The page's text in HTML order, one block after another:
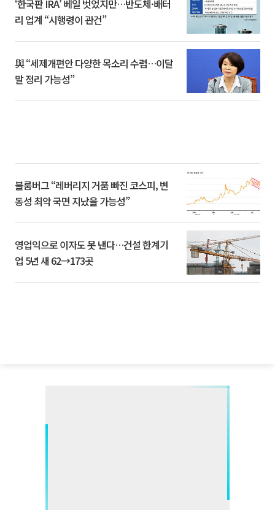
‘한국판 IRA’ 베일 벗었지만…반도체·배터
리 업계 “시행령이 관건”
與 “세제개편안 다양한 목소리 수렴…이달
말 정리 가능성”
블룸버그 “레버리지 거품 빠진 코스피, 변
동성 최악 국면 지났을 가능성”
영업익으로 이자도 못 낸다…건설 한계기
업 5년 새 62→173곳